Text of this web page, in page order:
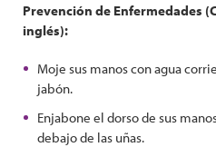
Prevención de Enfermedades
inglés):
Moje sus manos con agua
jabón.
Enjabone el dorso de sus
debajo de las uñas.